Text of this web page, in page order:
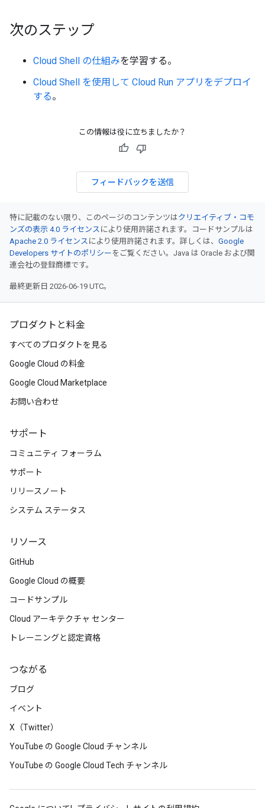
次のステップ
Cloud Shell の仕組みを学習する。
Cloud Shell を使用して Cloud Run アプリをデプロイ
する。
この情報は役に立ちましたか？
フィードバックを送信
特に記載のない限り、このページのコンテンツはクリエイティブ・コモ
ンズの表示 4.0 ライセンス により使用許諾されます。コードサンプルは
Apache 2.0 ライセンス により使用許諾されます。詳しくは、 Google
Developers サイトのポリシー をご覧ください。Java は Oracle および関
連会社の登録商標です。
最終更新日 2026-06-19 UTC。
プロダクトと料金
すべてのプロダクトを見る
Google Cloud の料金
Google Cloud Marketplace
お問い合わせ
サポート
コミュニティ フォーラム
サポート
リリースノート
システム ステータス
リソース
GitHub
Google Cloud の概要
コードサンプル
Cloud アーキテクチャ センター
トレーニングと認定資格
つながる
ブログ
イベント
X（Twitter）
YouTube の Google Cloud チャンネル
YouTube の Google Cloud Tech チャンネル